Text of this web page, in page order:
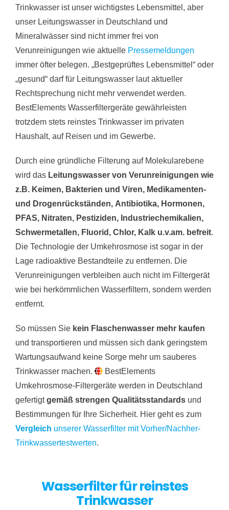
Trinkwasser ist unser wichtigstes Lebensmittel, aber
unser Leitungswasser in Deutschland und
Mineralwässer sind nicht immer frei von
Verunreinigungen wie aktuelle Pressemeldungen
immer öfter belegen. „Bestgeprüftes Lebensmittel“ oder
„gesund“ darf für Leitungswasser laut aktueller
Rechtsprechung nicht mehr verwendet werden.
BestElements Wasserfiltergeräte gewährleisten
trotzdem stets reinstes Trinkwasser im privaten
Haushalt, auf Reisen und im Gewerbe.
Durch eine gründliche Filterung auf Molekularebene
wird das Leitungswasser von Verunreinigungen wie
z.B. Keimen, Bakterien und Viren, Medikamenten-
und Drogenrückständen, Antibiotika, Hormonen,
PFAS, Nitraten, Pestiziden, Industriechemikalien,
Schwermetallen, Fluorid, Chlor, Kalk u.v.am. befreit.
Die Technologie der Umkehrosmose ist sogar in der
Lage radioaktive Bestandteile zu entfernen. Die
Verunreinigungen verbleiben auch nicht im Filtergerät
wie bei herkömmlichen Wasserfiltern, sondern werden
entfernt.
So müssen Sie kein Flaschenwasser mehr kaufen
und transportieren und müssen sich dank geringstem
Wartungsaufwand keine Sorge mehr um sauberes
Trinkwasser machen.
BestElements
Umkehrosmose-Filtergeräte werden in Deutschland
gefertigtgemäß strengen Qualitätsstandards und
Bestimmungen für Ihre Sicherheit. Hier geht es zum
Vergleich unserer Wasserfilter mit Vorher/Nachher-
Trinkwassertestwerten.
Wasserfilter für reinstes
Trinkwasser